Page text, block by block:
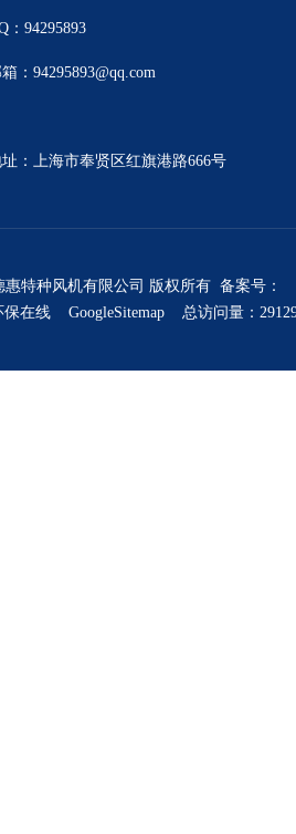
：94295893
：94295893@qq.com
：上海市奉贤区红旗港路666号
惠特种风机有限公司 版权所有 备案号：
保在线 GoogleSitemap 总访问量：